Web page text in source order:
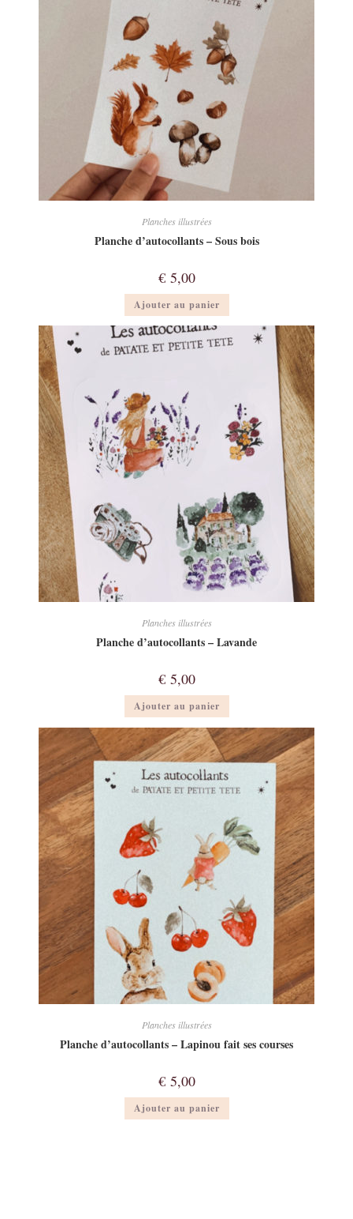
Planches illustrées
Planche d’autocollants – Sous bois
€5,00
Ajouter au panier
Planches illustrées
Planche d’autocollants – Lavande
€5,00
Ajouter au panier
Planches illustrées
Planche d’autocollants – Lapinou fait ses courses
€5,00
Ajouter au panier